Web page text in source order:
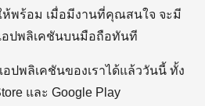
ห้พร้อม เมื่อมีงานที่คุณสนใจ จะมี
อปพลิเคชันบนมือถือทันที
อปพลิเคชันของเราได้แล้ววันนี้ ทั้ง
และ Google Play